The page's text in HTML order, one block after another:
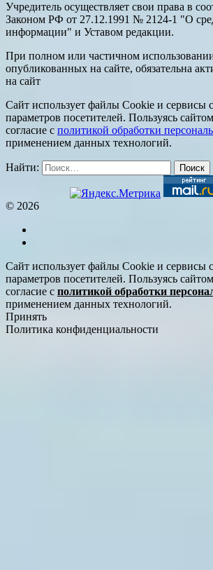
Учредитель осуществляет свои права в
Законом РФ от 27.12.1991 № 2124-1 "О
информации" и Уставом редакции.
При полном или частичном
опубликованных на сайте, обязательна
на сайт
Сайт использует файлы Cookie и сервисы
параметров посетителей. Пользуясь
согласие с политикой обработки
применением данных технологий.
Найти:
© 2026
Сайт использует файлы Cookie и сервисы
параметров посетителей. Пользуясь
согласие с политикой обработки
применением данных технологий.
Принять
Политика конфиденциальности